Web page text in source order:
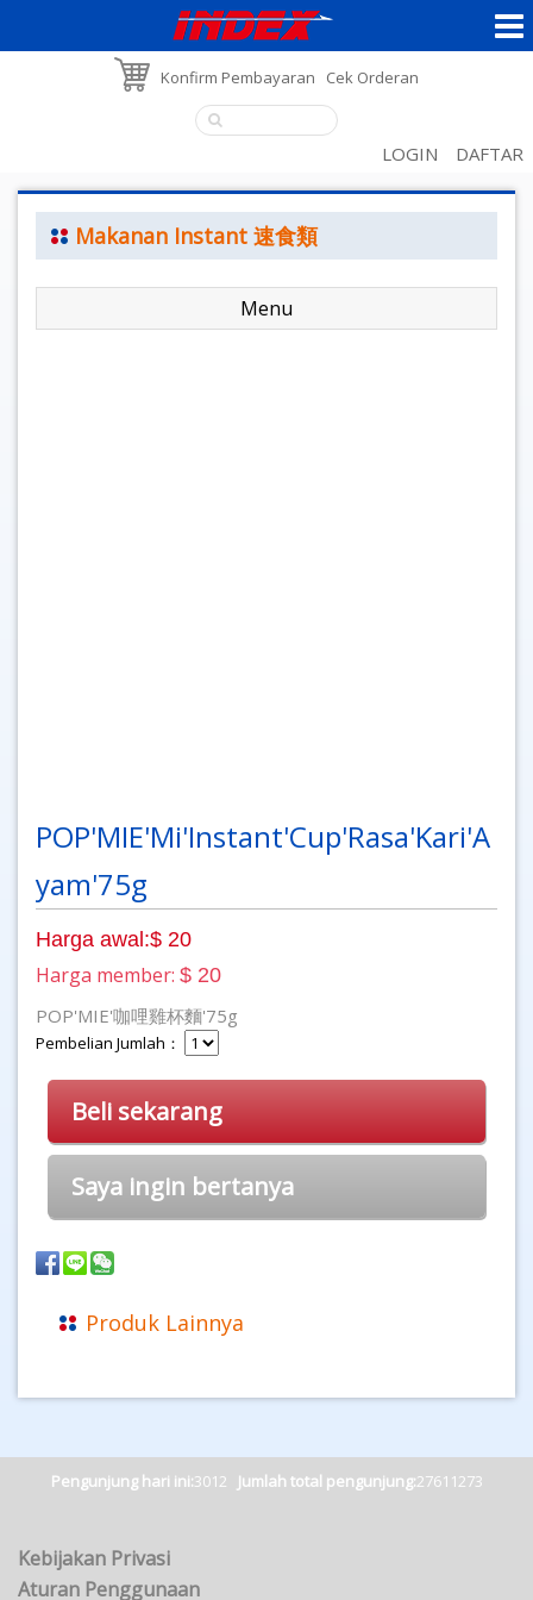
Konfirm Pembayaran Cek Orderan
LOGIN DAFTAR
Makanan Instant 速食類
Menu
POP'MIE'Mi'Instant'Cup'Rasa'Kari'A
yam'75g
Harga awal:$ 20
Harga member: $ 20
POP'MIE'咖哩雞杯麵'75g
Pembelian Jumlah：
Beli sekarang
Saya ingin bertanya
Produk Lainnya
Pengunjung hari ini:3012 Jumlah total pengunjung:27611273
Kebijakan Privasi
Aturan Penggunaan